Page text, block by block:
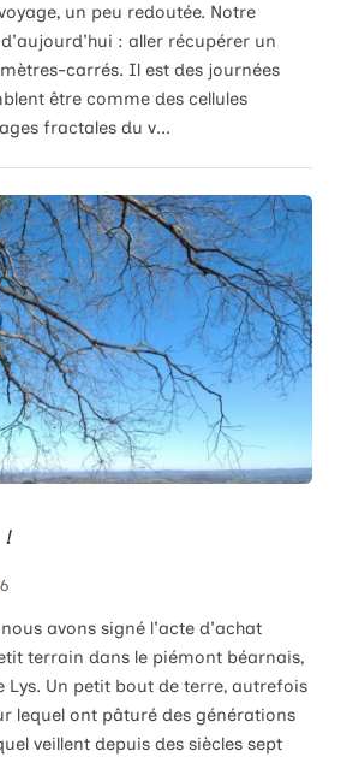
un peu redoutée. Notre
: aller récupérer un
carrés. Il est des journées
être comme des cellules
fractales du v...
avons signé l'acte d'achat
terrain dans le piémont béarnais,
Lys. Un petit bout de terre, autrefois
lequel ont pâturé des générations
veillent depuis des siècles sept